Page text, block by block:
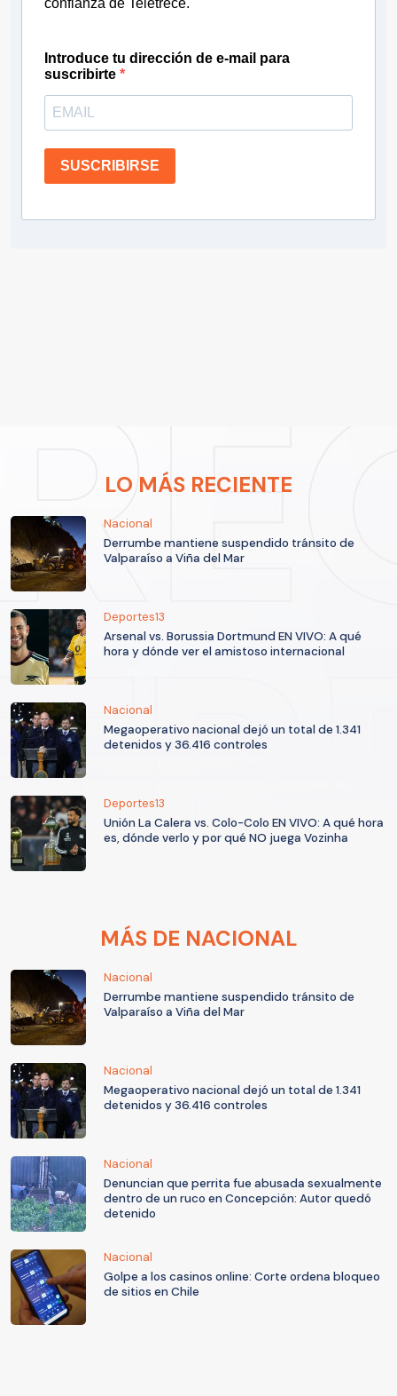
Introduce tu dirección de e-mail para
suscribirte
SUSCRIBIRSE
LO MÁS RECIENTE
Nacional
Derrumbe mantiene suspendido tránsito de
Valparaíso a Viña del Mar
Deportes13
Arsenal vs. Borussia Dortmund EN VIVO: A qué
hora y dónde ver el amistoso internacional
Nacional
Megaoperativo nacional dejó un total de 1.341
detenidos y 36.416 controles
Deportes13
Unión La Calera vs. Colo-Colo EN VIVO: A qué hora
es, dónde verlo y por qué NO juega Vozinha
MÁS DE NACIONAL
Nacional
Derrumbe mantiene suspendido tránsito de
Valparaíso a Viña del Mar
Nacional
Megaoperativo nacional dejó un total de 1.341
detenidos y 36.416 controles
Nacional
Denuncian que perrita fue abusada sexualmente
dentro de un ruco en Concepción: Autor quedó
detenido
Nacional
Golpe a los casinos online: Corte ordena bloqueo
de sitios en Chile